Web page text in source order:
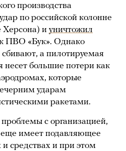
производства
по российской колонне
Херсона) и уничтожил
ПВО «Бук». Однако
а пилотируемая
несет большие потери как
которые
ударам
ракетами.
с организацией,
еще имеет подавляющее
средствах и при этом